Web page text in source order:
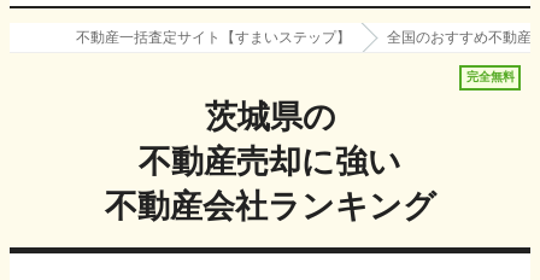
不動産一括査定サイト【すまいステップ】 全国のおすすめ不動産
完全無料
茨城県の
不動産売却に強い
不動産会社ランキング